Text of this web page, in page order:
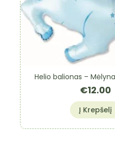
Helio balionas –
€12.00
Į Krepšelį